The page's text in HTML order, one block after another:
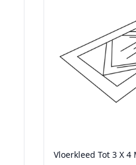
Vloerkleed Tot 3 X 4